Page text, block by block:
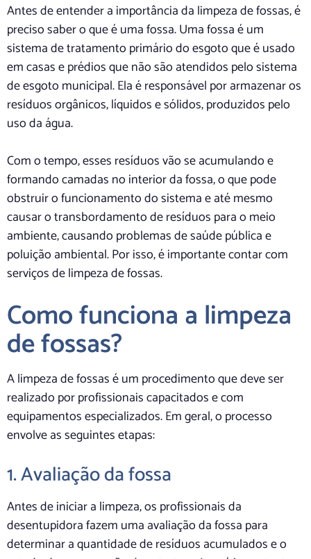
Antes de entender a importância da limpeza de fossas, é
preciso saber o que é uma fossa. Uma fossa é um
sistema de tratamento primário do esgoto que é usado
em casas e prédios que não são atendidos pelo sistema
de esgoto municipal. Ela é responsável por armazenar os
resíduos orgânicos, líquidos e sólidos, produzidos pelo
uso da água.
Com o tempo, esses resíduos vão se acumulando e
formando camadas no interior da fossa, o que pode
obstruir o funcionamento do sistema e até mesmo
causar o transbordamento de resíduos para o meio
ambiente, causando problemas de saúde pública e
poluição ambiental. Por isso, é importante contar com
serviços de limpeza de fossas.
Como funciona a limpeza
de fossas?
A limpeza de fossas é um procedimento que deve ser
realizado por profissionais capacitados e com
equipamentos especializados. Em geral, o processo
envolve as seguintes etapas:
1. Avaliação da fossa
Antes de iniciar a limpeza, os profissionais da
desentupidora fazem uma avaliação da fossa para
determinar a quantidade de resíduos acumulados e o